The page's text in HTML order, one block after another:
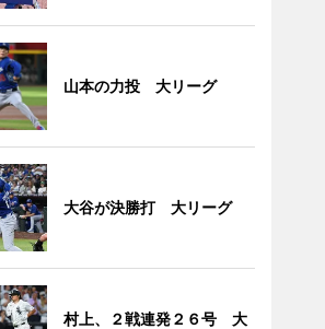
山本の力投 大リーグ
大谷が決勝打 大リーグ
村上、２戦連発２６号 大